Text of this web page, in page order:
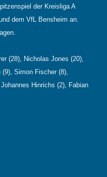
der Kreisliga A
dem VfL Bensheim an.
(28), Nicholas Jones (20),
(9), Simon Fischer (8),
Hinrichs (2), Fabian